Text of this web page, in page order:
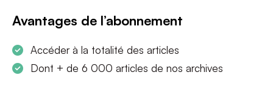
Avantages de l’abonnement
Accéder à la totalité des articles
Dont + de 6 000 articles de nos archives